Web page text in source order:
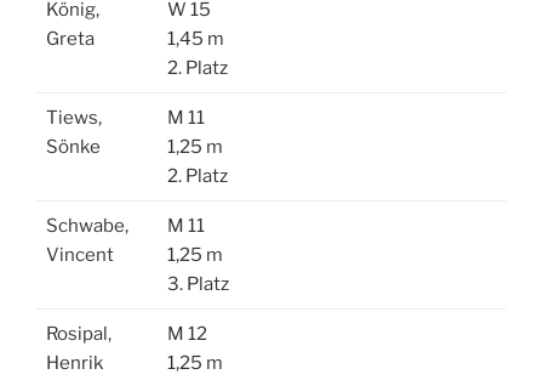
König,
Greta
W 15
1,45 m
2. Platz
Tiews,
Sönke
M 11
1,25 m
2. Platz
Schwabe,
Vincent
M 11
1,25 m
3. Platz
Rosipal,
Henrik
M 12
1,25 m